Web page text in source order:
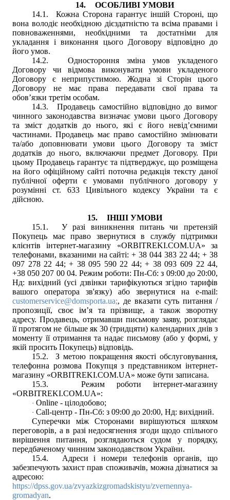
14.
ОСОБЛИВІ УМОВИ
14.1.
Кожна Сторона гарантує іншій Стороні, що
вона володіє необхідною дієздатністю та всіма правами і
повноваженнями, необхідними та достатніми для
укладання і виконання цього Договору відповідно до
його умов.
14.2.
Одностороння зміна умов укладеного
Договору чи відмова виконувати умови укладеного
Договору є неприпустимою. Жодна зі Сторін цього
Договору не має права передавати свої права та
обов’язки третім особам.
14.3.
Продавець самостійно відповідно до вимог
чинного законодавства визначає умови цього Договору
та зміст додатків до нього, які є його невід’ємними
частинами. Продавець має право самостійно змінювати
та/або доповнювати умови цього Договору та зміст
додатків до нього, включаючи предмет Договору. При
цьому Продавець гарантує та підтверджує, що розміщена
на його офіційному сайті поточна редакція тексту даної
публічної оферти є умовами публічного договору у
розумінні ст. 633 Цивільного кодексу України та є
дійсною.
15.
ІНШІ УМОВИ
15.1.
У разі виникнення питань чи претензій
Покупець має право звернутися в службу підтримки
клієнтів інтернет-магазину «ORBITREKI.COM.UA» за
телефонами, вказаними на сайті:+ 38 044 383 22 44;+ 38
097 278 22 44;+ 38 095 590 22 44;+ 38 093 609 22 44,
+38 050 207 00 04. Режим роботи:Пн-Сб: з 09:00 до 20:00,
Нд: вихідний(усі дзвінки тарифікуються згідно тарифів
вашого оператора зв'язку) або звернутися на e-mail:
customerservice@domsporta.ua;, де вказати суть питання /
пропозиції, своє ім’я та прізвище, а також зворотну
адресу. Продавець, отримавши письмову заяву, розглядає
її протягом не більше як 30 (тридцяти) календарних днів з
моменту її отримання та надає письмову (або у формі, у
якій просить Покупець) відповідь.
15.2.
З метою покращення якості обслуговування,
телефонна розмова Покупця з представником інтернет-
магазину «ORBITREKI.COM.UA» може бути записана.
15.3.
Режим роботи інтернет-магазину
«ORBITREKI.COM.UA»:
· Online - цілодобово;
· Call-центр - Пн-Сб: з 09:00 до 20:00, Нд: вихідний.
Суперечки між Сторонами вирішуються шляхом
переговорів, а в разі недосягнення згоди щодо спільного
вирішення питання, розглядаються судом у порядку,
передбаченому чинним законодавством України.
15.4.
Адреси і номери телефонів органів, що
забезпечують захист прав споживачів, можна дізнатися за
адресою:
https://dpss.gov.ua/zvyazkizgromadskistyu/zvernennya-
gromadyan.